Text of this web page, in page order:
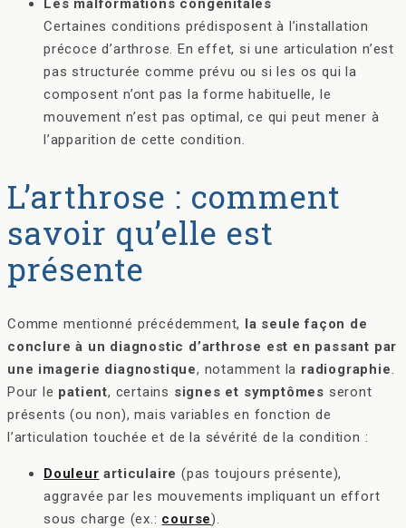
Certaines conditions prédisposent à l’installation
précoce d’arthrose. En effet, si une articulation n’est
pas structurée comme prévu ou si les os qui la
composent n’ont pas la forme habituelle, le
mouvement n’est pas optimal, ce qui peut mener à
l’apparition de cette condition.
L’arthrose : comment
savoir qu’elle est
présente
Comme mentionné précédemment, la seule façon de
conclure à un diagnostic d’arthrose est en passant par
une imagerie diagnostique, notamment la radiographie.
Pour le patient, certains signes et symptômes seront
présents (ou non), mais variables en fonction de
l’articulation touchée et de la sévérité de la condition :
Douleur articulaire (pas toujours présente),
aggravée par les mouvements impliquant un effort
sous charge (ex.: course).